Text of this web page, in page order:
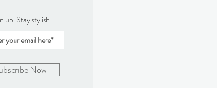
up. Stay stylish
Now